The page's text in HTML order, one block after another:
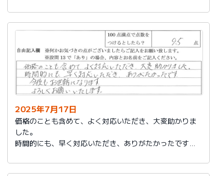
た。
2025年7月17日
価格のことも含めて、よく対応いただき、大変助かりま
した。
時間的にも、早く対応いただき、ありがたかったです。